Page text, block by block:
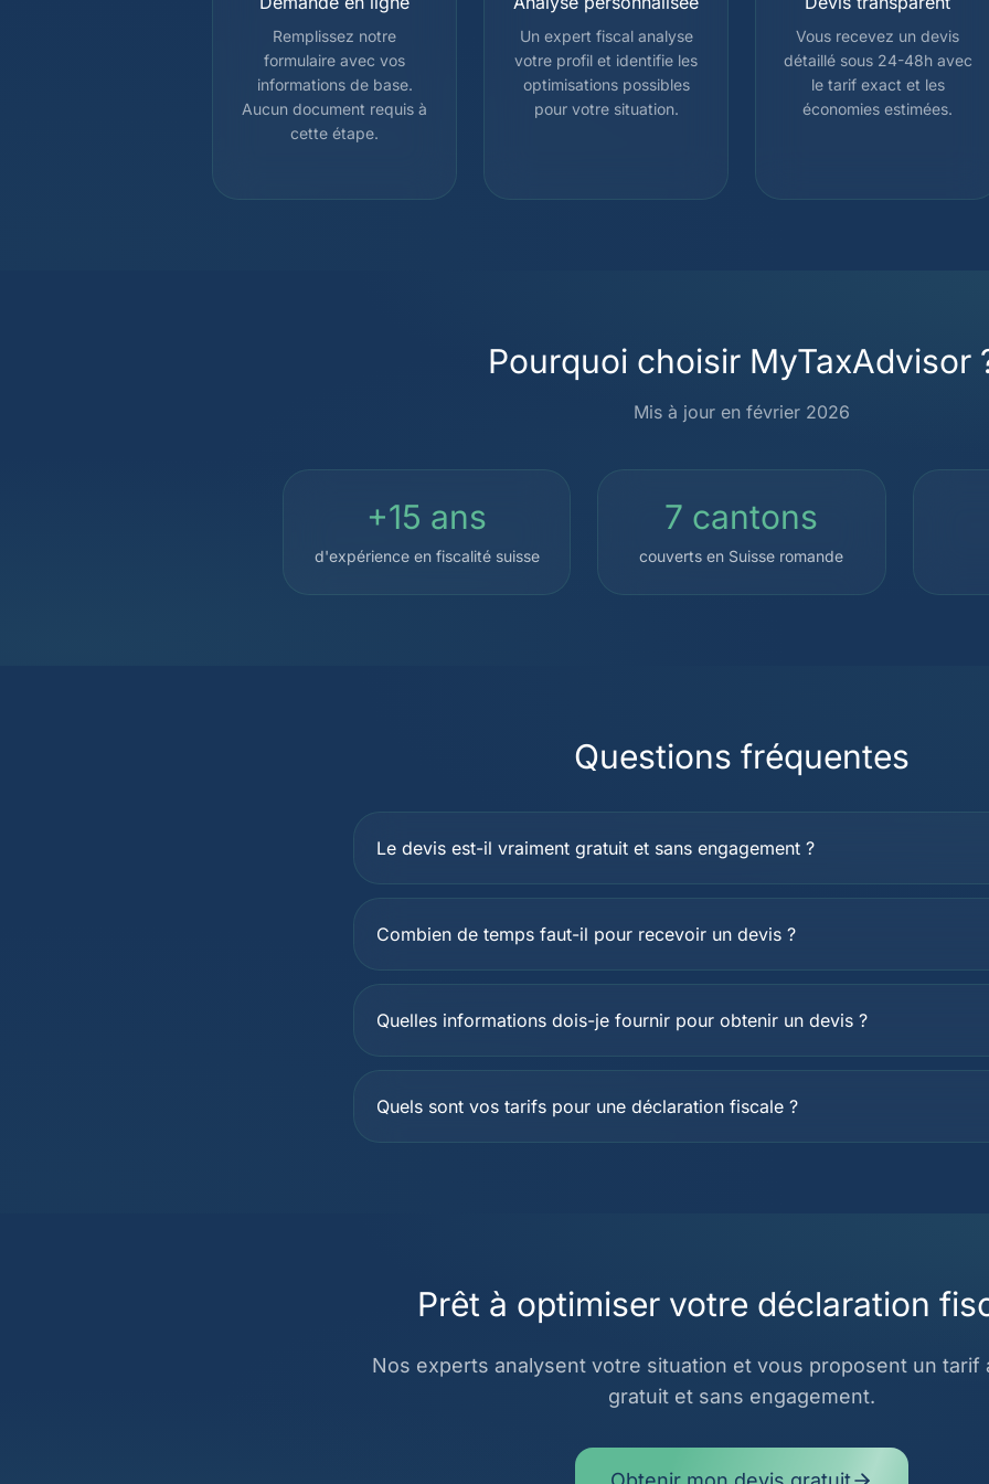
Remplissez notre
formulaire avec vos
informations de base.
Aucun document requis à
cette étape.
Un expert fiscal analyse
votre profil et identifie les
optimisations possibles
pour votre situation.
Vous recevez un devis
détaillé sous 24-48h avec
le tarif exact et les
économies estimées.
Pourquoi choisir MyTaxAdvisor
Mis à jour en février 2026
+15 ans
d'expérience en fiscalité suisse
7 cantons
couverts en Suisse romande
Questions fréquentes
Le devis est-il vraiment gratuit et sans engagement ?
Combien de temps faut-il pour recevoir un devis ?
Quelles informations dois-je fournir pour obtenir un devis ?
Quels sont vos tarifs pour une déclaration fiscale ?
Prêt à optimiser votre déclaration
Nos experts analysent votre situation et vous proposent un tarif
gratuit et sans engagement.